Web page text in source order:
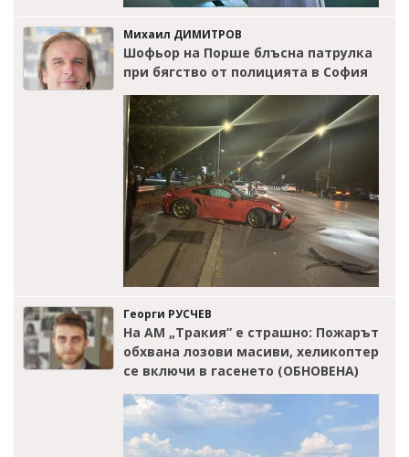
Михаил ДИМИТРОВ
Шофьор на Порше блъсна патрулка
при бягство от полицията в София
Георги РУСЧЕВ
На АМ „Тракия” е страшно: Пожарът
обхвана лозови масиви, хеликоптер
се включи в гасенето (ОБНОВЕНА)